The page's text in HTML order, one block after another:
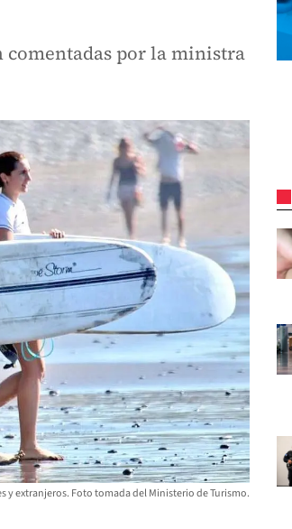
comentadas por la ministra
y extranjeros. Foto tomada del Ministerio de Turismo.